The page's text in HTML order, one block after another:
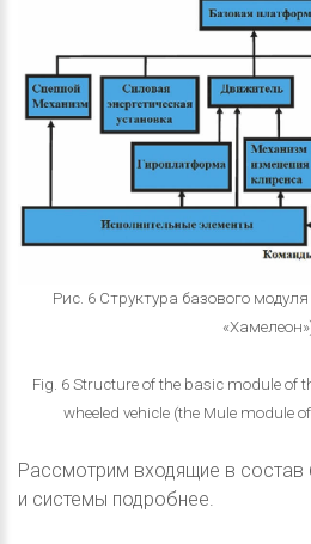
Рис. 6 Структура базового
Fig. 6 Structure of the basic module of
wheeled vehicle (the Mule module
Рассмотрим входящие в состав
и системы подробнее.